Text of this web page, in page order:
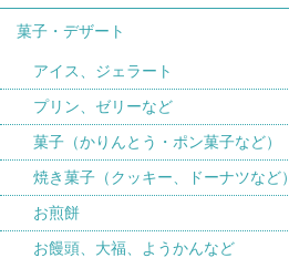
菓子・デザート
アイス、ジェラート
プリン、ゼリーなど
菓子（かりんとう・ポン菓子など）
焼き菓子（クッキー、ドーナツなど）
お煎餅
お饅頭、大福、ようかんなど